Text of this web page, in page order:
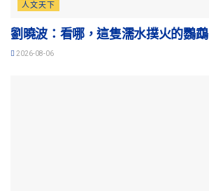
人文天下
劉曉波：看哪，這隻濡水撲火的鸚鵡
2026-08-06